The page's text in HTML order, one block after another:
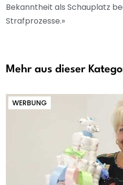
Bekanntheit als Schauplatz
Strafprozesse.»
Mehr aus dieser
WERBUNG